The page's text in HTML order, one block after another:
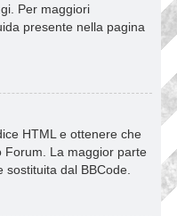
Per maggiori
presente nella pagina
HTML e ottenere che
Forum. La maggior parte
sostituita dal BBCode.